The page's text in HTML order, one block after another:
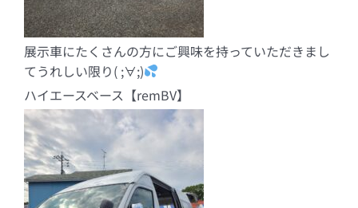
展示車にたくさんの方にご興味を持っていただきまし
てうれしい限り( ;∀;)
ハイエースベース【remBV】